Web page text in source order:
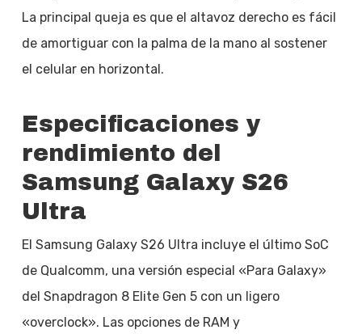
La principal queja es que el altavoz derecho es fácil
de amortiguar con la palma de la mano al sostener
el celular en horizontal.
Especificaciones y
rendimiento del
Samsung Galaxy S26
Ultra
El Samsung Galaxy S26 Ultra incluye el último SoC
de Qualcomm, una versión especial «Para Galaxy»
del Snapdragon 8 Elite Gen 5 con un ligero
«overclock». Las opciones de RAM y